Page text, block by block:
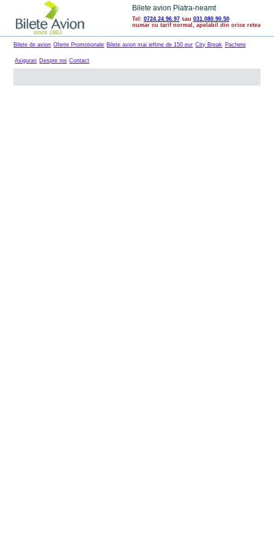
Bilete avion Piatra-neamt
Tel: 0724.24.96.97sau 031.080.90.50
numar cu tarif normal, apelabil din orice retea
Bilete de avion Oferte Promotionale Bilete avion mai ieftine de 150 eur City Break Pachete
Asigurari Despre noi Contact